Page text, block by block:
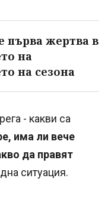
първа жертва в
на
на сезона
- какви са
има ли вече
да правят
ситуация.